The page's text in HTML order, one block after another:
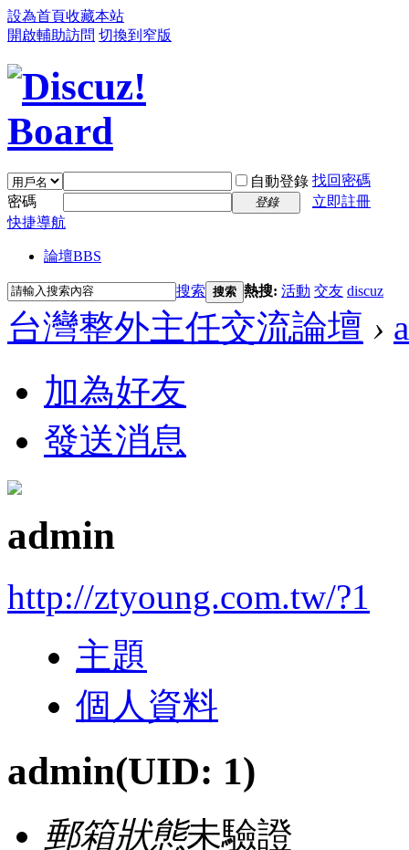
設為首頁收藏本站
開啟輔助訪問 切換到窄版
自動登錄 找回密碼
密碼
登錄
立即註冊
快捷導航
論壇BBS
搜索 搜索 熱搜: 活動 交友 discuz
台灣整外主任交流論壇 ›
加為好友
發送消息
admin
http://ztyoung.com.tw/?1
主題
個人資料
admin(UID: 1)
郵箱狀態未驗證